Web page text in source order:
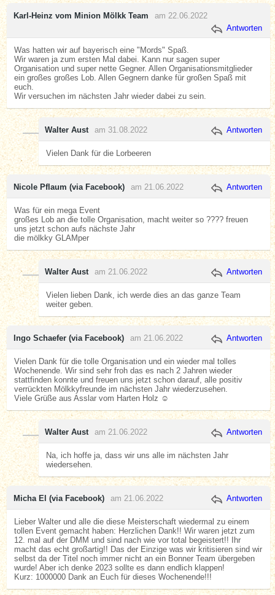
Karl-Heinz vom Minion Mölkk Team
am 22.06.2022
Antworten
Was hatten wir auf bayerisch eine "Mords" Spaß.
Wir waren ja zum ersten Mal dabei. Kann nur sagen super
Organisation und super nette Gegner. Allen Organisationsmitglieder
ein großes großes Lob. Allen Gegnern danke für großen Spaß mit
euch.
Wir versuchen im nächsten Jahr wieder dabei zu sein.
Walter Aust am 31.08.2022 Antworten
Vielen Dank für die Lorbeeren
Nicole Pflaum (via Facebook) am 21.06.2022 Antworten
Was für ein mega Event
großes Lob an die tolle Organisation, macht weiter so ???? freuen
uns jetzt schon aufs nächste Jahr
die mölkky GLAMper
Walter Aust am 21.06.2022 Antworten
Vielen lieben Dank, ich werde dies an das ganze Team
weiter geben.
Ingo Schaefer (via Facebook) am 21.06.2022 Antworten
Vielen Dank für die tolle Organisation und ein wieder mal tolles
Wochenende. Wir sind sehr froh das es nach 2 Jahren wieder
stattfinden konnte und freuen uns jetzt schon darauf, alle positiv
verrückten Mölkkyfreunde im nächsten Jahr wiederzusehen.
Viele Grüße aus Asslar vom Harten Holz ☺️
Walter Aust am 21.06.2022 Antworten
Na, ich hoffe ja, dass wir uns alle im nächsten Jahr
wiedersehen.
Micha El (via Facebook) am 21.06.2022 Antworten
Lieber Walter und alle die diese Meisterschaft wiedermal zu einem
tollen Event gemacht haben: Herzlichen Dank!! Wir waren jetzt zum
12. mal auf der DMM und sind nach wie vor total begeistert!! Ihr
macht das echt großartig!! Das der Einzige was wir kritisieren sind wir
selbst da der Titel noch immer nicht an ein Bonner Team übergeben
wurde! Aber ich denke 2023 sollte es dann endlich klappen!
Kurz: 1000000 Dank an Euch für dieses Wochenende!!!